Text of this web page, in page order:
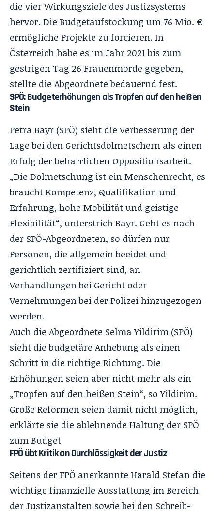
die vier Wirkungsziele des Justizsystems
hervor. Die Budgetaufstockung um 76 Mio. €
ermögliche Projekte zu forcieren. In
Österreich habe es im Jahr 2021 bis zum
gestrigen Tag 26 Frauenmorde gegeben,
stellte die Abgeordnete bedauernd fest.
SPÖ: Budgeterhöhungen als Tropfen auf den heißen
Stein
Petra Bayr (SPÖ) sieht die Verbesserung der
Lage bei den Gerichtsdolmetschern als einen
Erfolg der beharrlichen Oppositionsarbeit.
„Die Dolmetschung ist ein Menschenrecht, es
braucht Kompetenz, Qualifikation und
Erfahrung, hohe Mobilität und geistige
Flexibilität“, unterstrich Bayr. Geht es nach
der SPÖ-Abgeordneten, so dürfen nur
Personen, die allgemein beeidet und
gerichtlich zertifiziert sind, an
Verhandlungen bei Gericht oder
Vernehmungen bei der Polizei hinzugezogen
werden.
Auch die Abgeordnete Selma Yildirim (SPÖ)
sieht die budgetäre Anhebung als einen
Schritt in die richtige Richtung. Die
Erhöhungen seien aber nicht mehr als ein
„Tropfen auf den heißen Stein“, so Yildirim.
Große Reformen seien damit nicht möglich,
erklärte sie die ablehnende Haltung der SPÖ
zum Budget
FPÖ übt Kritik an Durchlässigkeit der Justiz
Seitens der FPÖ anerkannte Harald Stefan die
wichtige finanzielle Ausstattung im Bereich
der Justizanstalten sowie bei den Schreib-